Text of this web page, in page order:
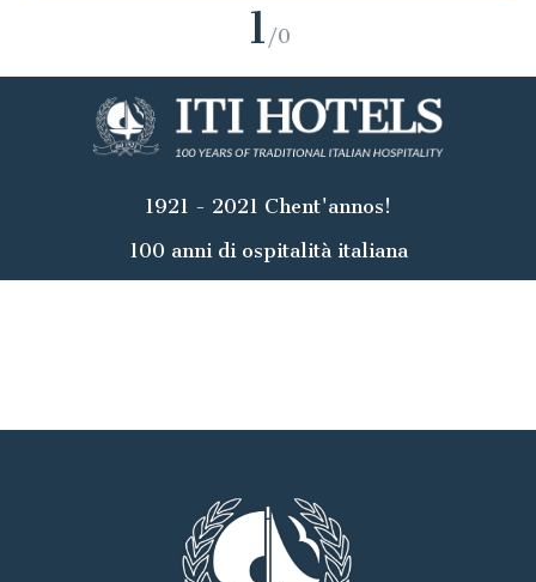
1 /0
1921 - 2021 Chent'annos!
100 anni di ospitalità italiana